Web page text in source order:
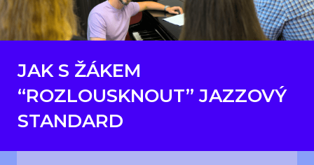
JAK S ŽÁKEM
“ROZLOUSKNOUT” JAZZOVÝ
STANDARD